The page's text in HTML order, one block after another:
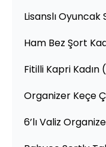
Lisanslı
Ham Bez Şort
Fitilli Kapri Kadın
Organizer Keçe
6’lı Valiz